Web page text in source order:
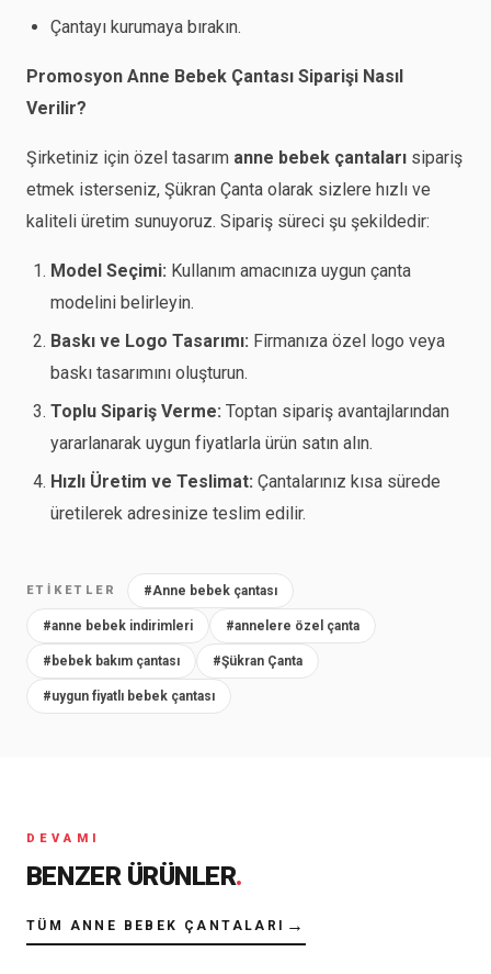
Çantayı kurumaya bırakın.
Promosyon Anne Bebek Çantası Siparişi Nasıl
Verilir?
Şirketiniz için özel tasarım anne bebek çantalarısipariş
etmek isterseniz, Şükran Çanta olarak sizlere hızlı ve
kaliteli üretim sunuyoruz. Sipariş süreci şu şekildedir:
Model Seçimi: Kullanım amacınıza uygun çanta
modelini belirleyin.
Baskı ve Logo Tasarımı: Firmanıza özel logo veya
baskı tasarımını oluşturun.
Toplu Sipariş Verme: Toptan sipariş avantajlarından
yararlanarak uygun fiyatlarla ürün satın alın.
Hızlı Üretim ve Teslimat: Çantalarınız kısa sürede
üretilerek adresinize teslim edilir.
ETIKETLER #Anne bebek çantası
#anne bebek indirimleri #annelere özel çanta
#bebek bakım çantası #Şükran Çanta
#uygun fiyatlı bebek çantası
DEVAMI
BENZER ÜRÜNLER.
TÜM ANNE BEBEK ÇANTALARI →